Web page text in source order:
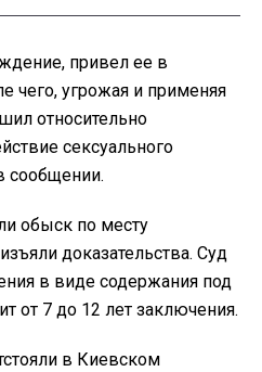
привел ее в
чего, угрожая и применяя
относительно
сексуального
сообщении.
обыск по месту
доказательства. Суд
в виде содержания под
от 7 до 12 лет заключения.
в Киевском